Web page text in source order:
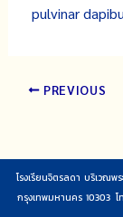
pulvinar
PREVIOUS
โรงเรียนจิตรลดา บริเวณ
กรุงเทพมหานคร 10303 โ